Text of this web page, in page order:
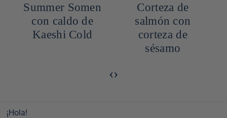
Summer Somen
con caldo de
Kaeshi Cold
Corteza de
salmón con
corteza de
sésamo
‹›
¡Hola!